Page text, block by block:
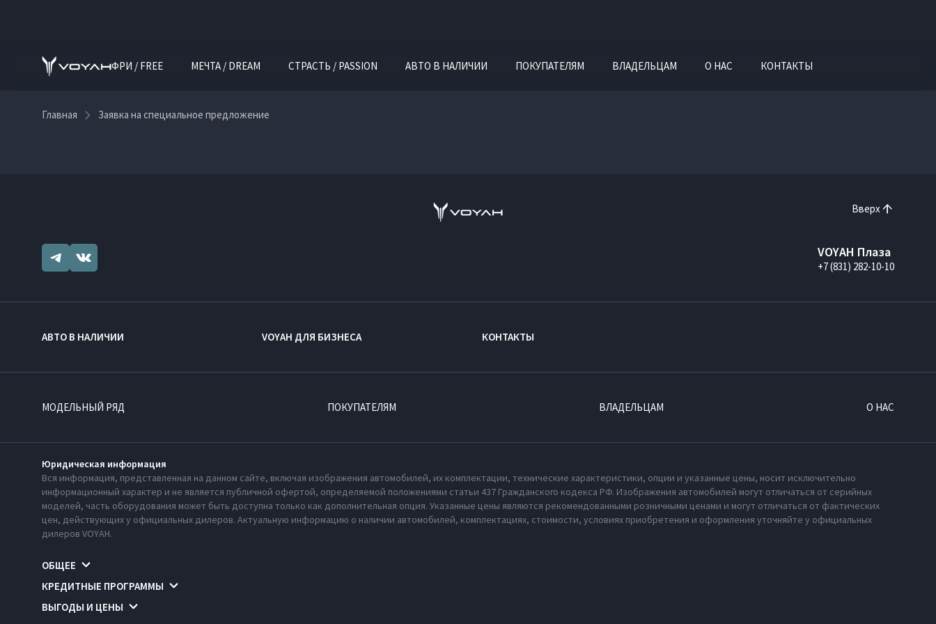
ФРИ / FREE МЕЧТА / DREAM СТРАСТЬ / PASSION АВТО В НАЛИЧИИ ПОКУПАТЕЛЯМ ВЛАДЕЛЬЦАМ О НАС КОНТАКТЫ
Главная Заявка на специальное предложение
Вверх
VOYAH Плаза
+7 (831) 282-10-10
АВТО В НАЛИЧИИ VOYAH ДЛЯ БИЗНЕСА КОНТАКТЫ
МОДЕЛЬНЫЙ РЯД ПОКУПАТЕЛЯМ ВЛАДЕЛЬЦАМ О НАС
Юридическая информация
Вся информация, представленная на данном сайте, включая изображения автомобилей, их комплектации, технические характеристики, опции и указанные цены, носит исключительно
информационный характер и не является публичной офертой, определяемой положениями статьи 437 Гражданского кодекса РФ. Изображения автомобилей могут отличаться от серийных
моделей, часть оборудования может быть доступна только как дополнительная опция. Указанные цены являются рекомендованными розничными ценами и могут отличаться от фактических
цен, действующих у официальных дилеров. Актуальную информацию о наличии автомобилей, комплектациях, стоимости, условиях приобретения и оформления уточняйте у официальных
дилеров VOYAH.
ОБЩЕЕ
КРЕДИТНЫЕ ПРОГРАММЫ
ВЫГОДЫ И ЦЕНЫ